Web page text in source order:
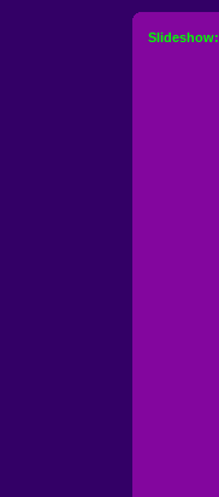
Slideshow: